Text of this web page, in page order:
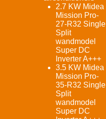
2.7 KW Midea
Mission Pro-
27-R32 Single
Split
wandmodel
Super DC
Inverter A+++
3.5 KW Midea
Mission Pro-
35-R32 Single
Split
wandmodel
Super DC